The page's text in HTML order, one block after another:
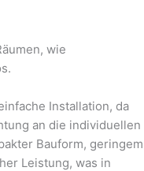
wie
Installation, da
an die individuellen
Bauform, geringem
Leistung, was in